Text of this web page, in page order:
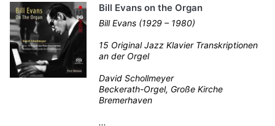
Bill Evans on the Organ
Bill Evans (1929 – 1980)
15 Original Jazz Klavier Transkriptionen
an der Orgel
David Schollmeyer
Beckerath-Orgel, Große Kirche
Bremerhaven
...